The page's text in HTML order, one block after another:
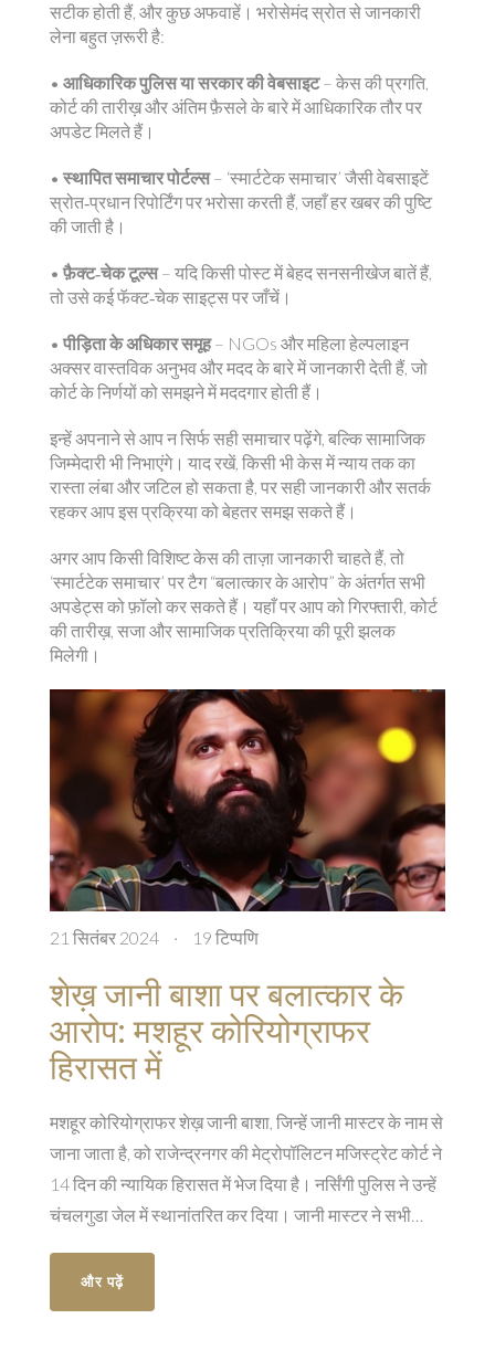
सटीक होती हैं, और कुछ अफवाहें। भरोसेमंद स्रोत से जानकारी
लेना बहुत ज़रूरी है:
• आधिकारिक पुलिस या सरकार की वेबसाइट– केस की प्रगति,
कोर्ट की तारीख़ और अंतिम फ़ैसले के बारे में आधिकारिक तौर पर
अपडेट मिलते हैं।
• स्थापित समाचार पोर्टल्स– ‘स्मार्टटेक समाचार’ जैसी वेबसाइटें
स्रोत‑प्रधान रिपोर्टिंग पर भरोसा करती हैं, जहाँ हर खबर की पुष्टि
की जाती है।
• फ़ैक्ट‑चेक टूल्स– यदि किसी पोस्ट में बेहद सनसनीखेज बातें हैं,
तो उसे कई फॅक्ट‑चेक साइट्स पर जाँचें।
• पीड़िता के अधिकार समूह– NGOs और महिला हेल्पलाइन
अक्सर वास्तविक अनुभव और मदद के बारे में जानकारी देती हैं, जो
कोर्ट के निर्णयों को समझने में मददगार होती हैं।
इन्हें अपनाने से आप न सिर्फ सही समाचार पढ़ेंगे, बल्कि सामाजिक
जिम्मेदारी भी निभाएंगे। याद रखें, किसी भी केस में न्याय तक का
रास्ता लंबा और जटिल हो सकता है, पर सही जानकारी और सतर्क
रहकर आप इस प्रक्रिया को बेहतर समझ सकते हैं।
अगर आप किसी विशिष्ट केस की ताज़ा जानकारी चाहते हैं, तो
‘स्मार्टटेक समाचार’ पर टैग “बलात्कार के आरोप” के अंतर्गत सभी
अपडेट्स को फ़ॉलो कर सकते हैं। यहाँ पर आप को गिरफ्तारी, कोर्ट
की तारीख़, सजा और सामाजिक प्रतिक्रिया की पूरी झलक
मिलेगी।
21 सितंबर 2024 · 19 टिप्पणि
शेख़ जानी बाशा पर बलात्कार के
आरोप: मशहूर कोरियोग्राफर
हिरासत में
मशहूर कोरियोग्राफर शेख़ जानी बाशा, जिन्हें जानी मास्टर के नाम से
जाना जाता है, को राजेन्द्रनगर की मेट्रोपॉलिटन मजिस्ट्रेट कोर्ट ने
14 दिन की न्यायिक हिरासत में भेज दिया है। नर्सिंगी पुलिस ने उन्हें
चंचलगुडा जेल में स्थानांतरित कर दिया। जानी मास्टर ने सभी
लिया।और पढ़ें